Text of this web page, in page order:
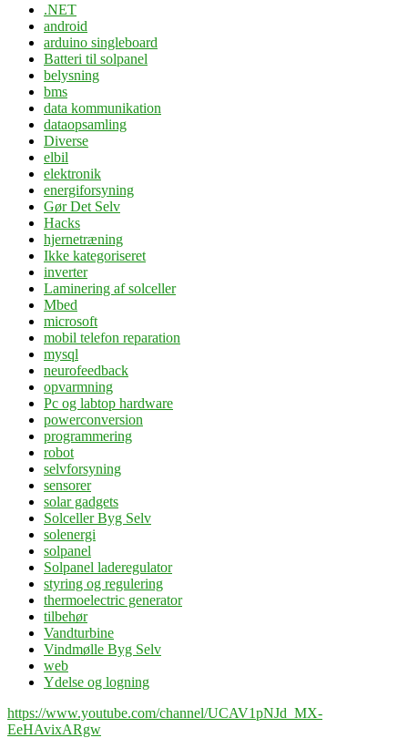
.NET
android
arduino singleboard
Batteri til solpanel
belysning
bms
data kommunikation
dataopsamling
Diverse
elbil
elektronik
energiforsyning
Gør Det Selv
Hacks
hjernetræning
Ikke kategoriseret
inverter
Laminering af solceller
Mbed
microsoft
mobil telefon reparation
mysql
neurofeedback
opvarmning
Pc og labtop hardware
powerconversion
programmering
robot
selvforsyning
sensorer
solar gadgets
Solceller Byg Selv
solenergi
solpanel
Solpanel laderegulator
styring og regulering
thermoelectric generator
tilbehør
Vandturbine
Vindmølle Byg Selv
web
Ydelse og logning
https://www.youtube.com/channel/UCAV1pNJd_MX-
EeHAvixARgw